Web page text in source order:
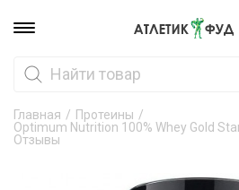
Главная / Протеины /
Optimum Nutrition 100% Whey Gold
Отзывы